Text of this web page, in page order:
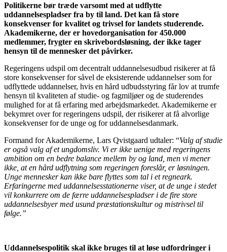
Politikerne bør træde varsomt med at udflytte
uddannelsespladser fra by til land. Det kan få store
konsekvenser for kvalitet og trivsel for landets studerende.
Akademikerne, der er hovedorganisation for 450.000
medlemmer, frygter en skrivebordsløsning, der ikke tager
hensyn til de mennesker det påvirker.
Regeringens udspil om decentralt uddannelsesudbud risikerer at få
store konsekvenser for såvel de eksisterende uddannelser som for
udflyttede uddannelser, hvis en hård udbudsstyring får lov at trumfe
hensyn til kvaliteten af studie- og fagmiljøer og de studerendes
mulighed for at få erfaring med arbejdsmarkedet. Akademikerne er
bekymret over for regeringens udspil, der risikerer at få alvorlige
konsekvenser for de unge og for uddannelsesdanmark.
Formand for Akademikerne, Lars Qvistgaard udtaler: “Valg af studie
er også valg af et ungdomsliv. Vi er ikke uenige med regeringens
ambition om en bedre balance mellem by og land, men vi mener
ikke, at en hård udflytning som regeringen foreslår, er løsningen.
Unge mennesker kan ikke bare flyttes som tal i et regneark.
Erfaringerne med uddannelsesstationerne viser, at de unge i stedet
vil konkurrere om de færre uddannelsespladser i de fire store
uddannelsesbyer med usund præstationskultur og mistrivsel til
følge.”
Uddannelsespolitik skal ikke bruges til at løse udfordringer i